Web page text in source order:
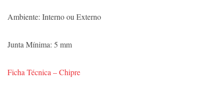
Ambiente: Interno ou Externo
Junta Mínima: 5 mm
Ficha Técnica – Chipre